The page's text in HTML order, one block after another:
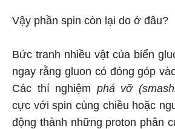
Vậy phần spin còn lại do ở đâu?
Bức tranh nhiều vật của biển
ngay rằng gluon có đóng góp
Các thí nghiệm phá vỡ
cực với spin cùng chiều hoặc
động thành những proton phân